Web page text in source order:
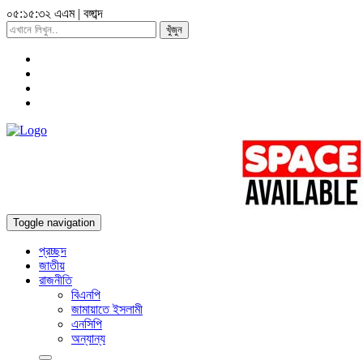
০৫:১৫:৩৩ এএম| বঙ্গাব্দ
খুঁজুন
Toggle navigation
প্রচ্ছদ
জাতীয়
রাজনীতি
বিএনপি
জামায়াতে ইসলামী
এনসিপি
অন্যান্য